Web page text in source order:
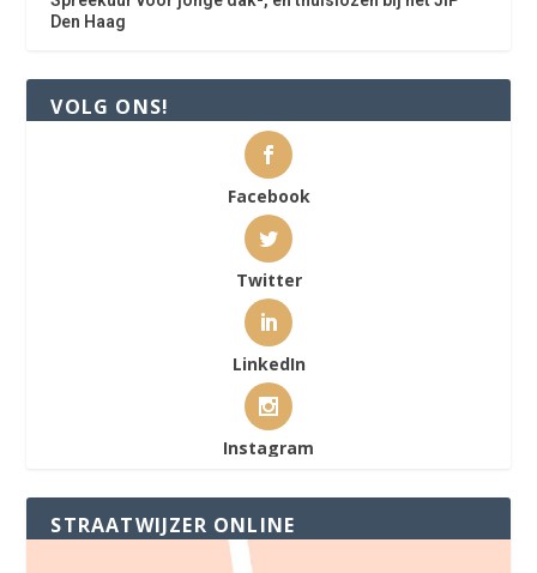
Den Haag
VOLG ONS!
Facebook
Twitter
LinkedIn
Instagram
STRAATWIJZER ONLINE